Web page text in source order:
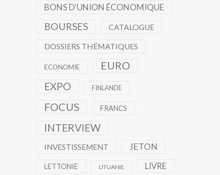
BONS D'UNION ÉCONOMIQUE
BOURSES CATALOGUE
DOSSIERS THÉMATIQUES
ECONOMIE EURO
EXPO FINLANDE
FOCUS FRANCS
INTERVIEW
INVESTISSEMENT JETON
LETTONIE LITUANIE LIVRE